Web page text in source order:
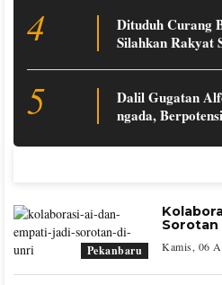
4
Dituduh Curang
Silahkan Rakyat
5
Dalil Gugatan
ngada,
Pekanbaru
Sorotan
Kamis, 06